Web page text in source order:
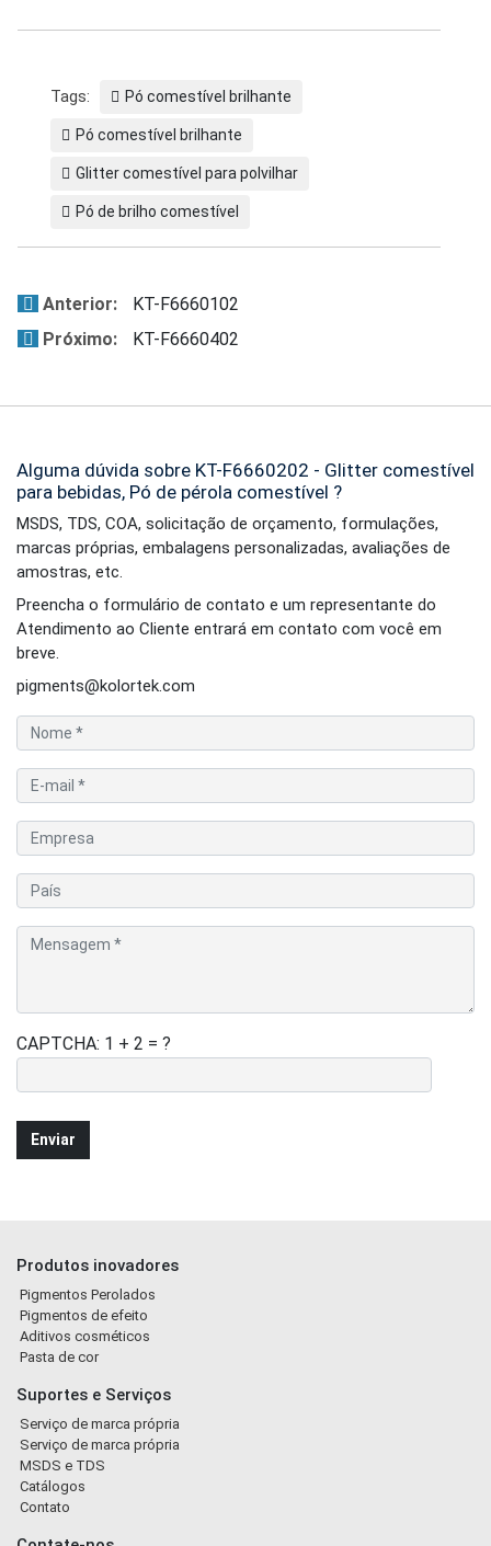
Tags: Pó comestível brilhante
Pó comestível brilhante
Glitter comestível para polvilhar
Pó de brilho comestível
Anterior:
KT-F6660102
Próximo:
KT-F6660402
Alguma dúvida sobre KT-F6660202 - Glitter comestível
para bebidas, Pó de pérola comestível ?
MSDS, TDS, COA, solicitação de orçamento, formulações,
marcas próprias, embalagens personalizadas, avaliações de
amostras, etc.
Preencha o formulário de contato e um representante do
Atendimento ao Cliente entrará em contato com você em
breve.
pigments@kolortek.com
CAPTCHA: 1 + 2 = ?
Produtos inovadores
Pigmentos Perolados
Pigmentos de efeito
Aditivos cosméticos
Pasta de cor
Suportes e Serviços
Serviço de marca própria
Serviço de marca própria
MSDS e TDS
Catálogos
Contato